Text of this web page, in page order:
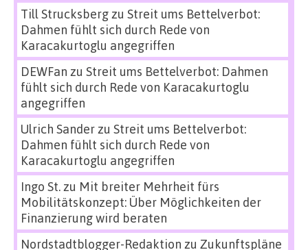
Till Strucksbergzu Streit ums Bettelverbot:
Dahmen fühlt sich durch Rede von
Karacakurtoglu angegriffen
DEWFan zu Streit ums Bettelverbot: Dahmen
fühlt sich durch Rede von Karacakurtoglu
angegriffen
Ulrich Sanderzu Streit ums Bettelverbot:
Dahmen fühlt sich durch Rede von
Karacakurtoglu angegriffen
Ingo St.zu Mit breiter Mehrheit fürs
Mobilitätskonzept: Über Möglichkeiten der
Finanzierung wird beraten
Nordstadtblogger-Redaktion zu Zukunftspläne